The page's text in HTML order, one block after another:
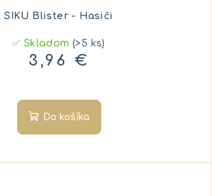
SIKU Blister - Hasiči
✅ Skladom(>5 ks)
3,96 €
Do košíka